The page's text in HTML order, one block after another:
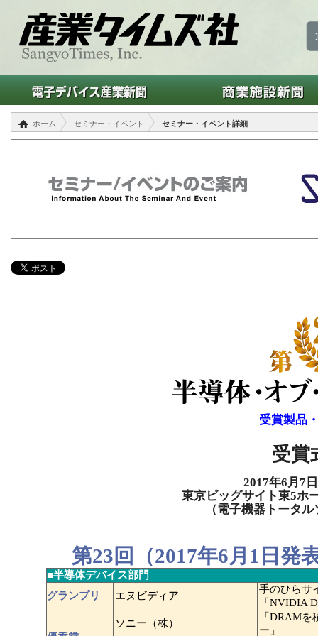
ホーム セミナー・イベント セミナー・イベント詳細
受賞製品
受賞
2017年6月7
東京ビッグサイト東5ホ
（電子機器トータ
第23回（2017年6月1日発
■半導体デバイス部門
グランプリ
エヌビディア
手のひらサ
「NVIDIA
ソニー（株）
「DRAM
ー」